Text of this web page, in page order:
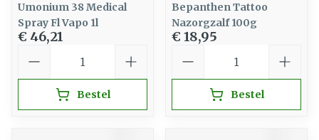
Umonium 38 Medical
Spray Fl Vapo 1l
€ 46,21
Bestel
Bepanthen Tattoo
Nazorgzalf 100g
€ 18,95
Bestel